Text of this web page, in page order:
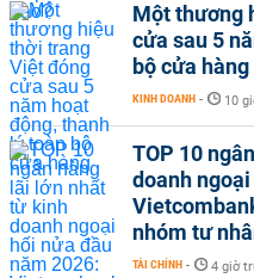
Một thương
cửa sau 5
bộ cửa hàng
KINH DOANH - 10
TOP 10
doanh
nhóm tư
TÀI CHÍNH - 4 giờ